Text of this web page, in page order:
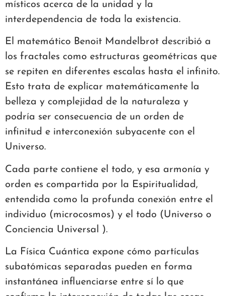
místicos acerca de la unidad y la
interdependencia de toda la existencia.
El matemático Benoit Mandelbrot describió a
los fractales como estructuras geométricas que
se repiten en diferentes escalas hasta el infinito.
Esto trata de explicar matemáticamente la
belleza y complejidad de la naturaleza y
podría ser consecuencia de un orden de
infinitud e interconexión subyacente con el
Universo.
Cada parte contiene el todo, y esa armonía y
orden es compartida por la Espiritualidad,
entendida como la profunda conexión entre el
individuo (microcosmos) y el todo (Universo o
Conciencia Universal ).
La Física Cuántica expone cómo partículas
subatómicas separadas pueden en forma
instantánea influenciarse entre sí lo que